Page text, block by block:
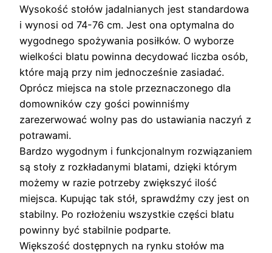
Wysokość stołów jadalnianych jest standardowa
i wynosi od 74-76 cm. Jest ona optymalna do
wygodnego spożywania posiłków. O wyborze
wielkości blatu powinna decydować liczba osób,
które mają przy nim jednocześnie zasiadać.
Oprócz miejsca na stole przeznaczonego dla
domowników czy gości powinniśmy
zarezerwować wolny pas do ustawiania naczyń z
potrawami.
Bardzo wygodnym i funkcjonalnym rozwiązaniem
są stoły z rozkładanymi blatami, dzięki którym
możemy w razie potrzeby zwiększyć ilość
miejsca. Kupując tak stół, sprawdźmy czy jest on
stabilny. Po rozłożeniu wszystkie części blatu
powinny być stabilnie podparte.
Większość dostępnych na rynku stołów ma